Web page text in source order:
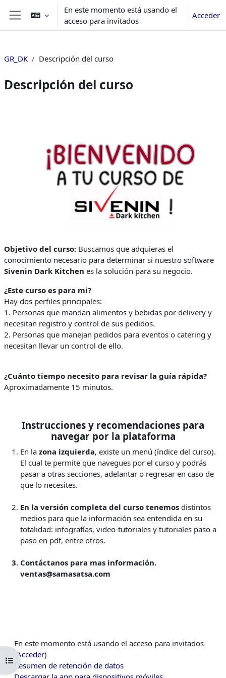
Salta al contenido principal
Panel lateral
En este momento está usando el
acceso para invitados
Acceder
Abrir índice del curso
GR_DK Descripción del curso
Descripción del curso
Objetivo del curso: Buscamos que adquieras el
conocimiento necesario para determinar si nuestro software
Sivenin Dark Kitchen es la solución para su negocio.
¿Este curso es para mi?
Hay dos perfiles principales:
1. Personas que mandan alimentos y bebidas por delivery y
necesitan registro y control de sus pedidos.
2. Personas que manejan pedidos para eventos o catering y
necesitan llevar un control de ello.
¿Cuánto tiempo necesito para revisar la guía rápida?
Aproximadamente 15 minutos.
Instrucciones y recomendaciones para
navegar por la plataforma
En la zona izquierda, existe un menú (índice del curso).
El cual te permite que navegues por el curso y podrás
pasar a otras secciones, adelantar o regresar en caso de
que lo necesites.
En la versión completa del curso tenemos distintos
medios para que la información sea entendida en su
totalidad: infografías, video-tutoriales y tutoriales paso a
paso en pdf, entre otros.
Contáctanos para mas información.
ventas@samasatsa.com
En este momento está usando el acceso para invitados
Acceder)
Resumen de retención de datos